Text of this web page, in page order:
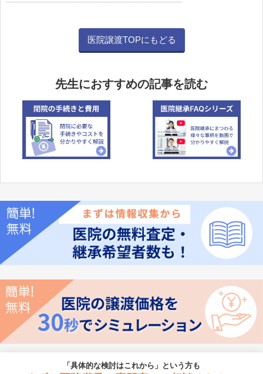
医院譲渡TOPにもどる
先生におすすめの記事を読む
「具体的な検討はこれから」という方も